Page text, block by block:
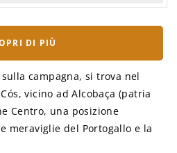
DI PIÙ
campagna, si trova nel
vicino ad Alcobaça (patria
Centro, una posizione
meraviglie del Portogallo e la